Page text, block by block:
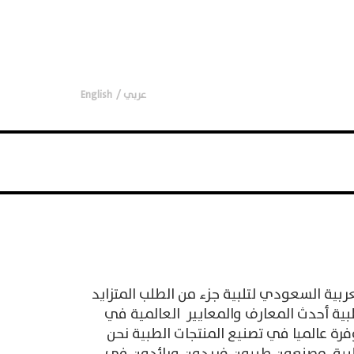
عربي English
– الرياض-المملكة العربية السعودي لتلبية جزء من الطلب المتزايد
أحدث المعارف والمعايير العالمية في
عالميا في تصنيع المنتجات الطبية نحن